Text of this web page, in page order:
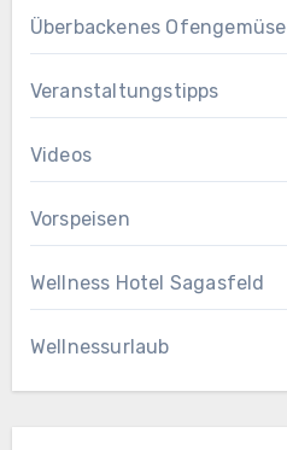
Überbackenes Ofengemüse
Veranstaltungstipps
Videos
Vorspeisen
Wellness Hotel Sagasfeld
Wellnessurlaub